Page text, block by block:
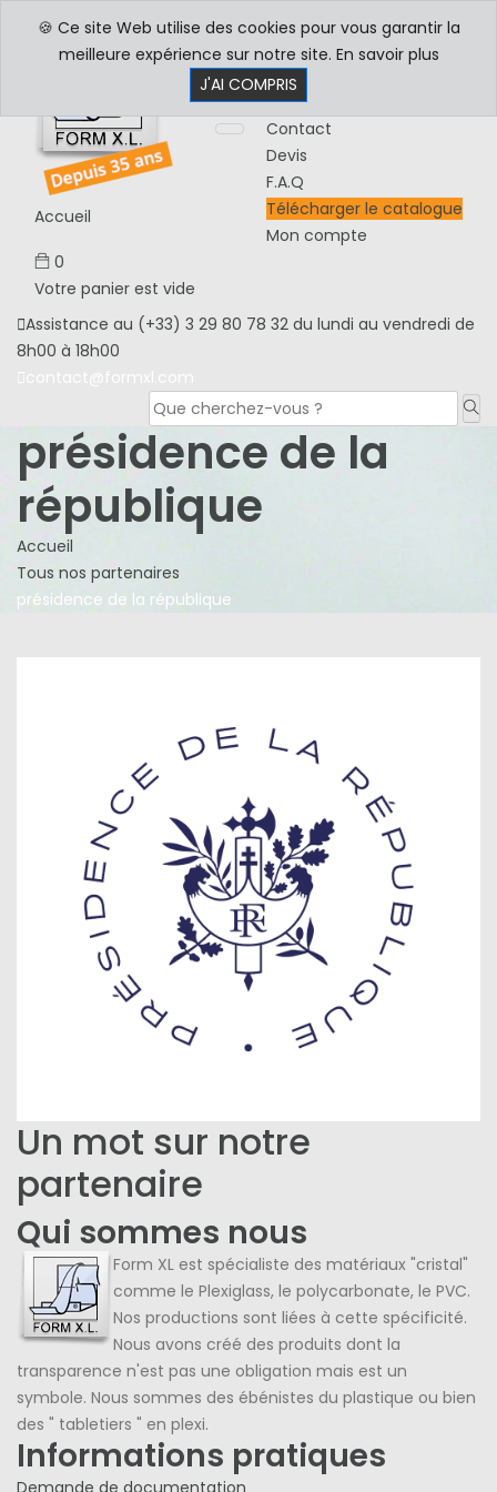
Accueil
Découpe sur mesure
Visitez nos ateliers
Notices de montage
Actualités
Contact
Devis
F.A.Q
Télécharger le catalogue
Mon compte
0
Votre panier est vide
Assistance au (+33) 3 29 80 78 32 du lundi au vendredi de
8h00 à 18h00
présidence de la
république
Accueil
Tous nos partenaires
présidence de la république
Un mot sur notre
partenaire
Qui sommes nous
Form XL est spécialiste des matériaux "cristal"
comme le Plexiglass, le polycarbonate, le PVC.
Nos productions sont liées à cette spécificité.
Nous avons créé des produits dont la
transparence n'est pas une obligation mais est un
symbole. Nous sommes des ébénistes du plastique ou bien
des " tabletiers " en plexi.
Informations pratiques
Demande de documentation
🍪 Ce site Web utilise des cookies pour vous garantir la
meilleure expérience sur notre site. En savoir plus
J'AI COMPRIS